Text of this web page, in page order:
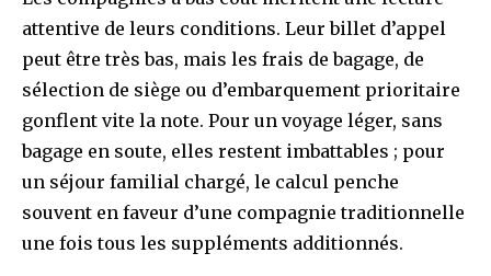
attentive de leurs conditions. Leur billet d’appel
peut être très bas, mais les frais de bagage, de
sélection de siège ou d’embarquement prioritaire
gonflent vite la note. Pour un voyage léger, sans
bagage en soute, elles restent imbattables ; pour
un séjour familial chargé, le calcul penche
souvent en faveur d’une compagnie traditionnelle
une fois tous les suppléments additionnés.